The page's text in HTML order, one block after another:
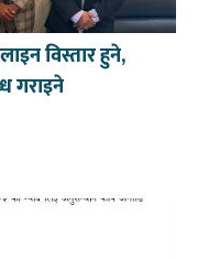
विस्तार हुने,
गराइने